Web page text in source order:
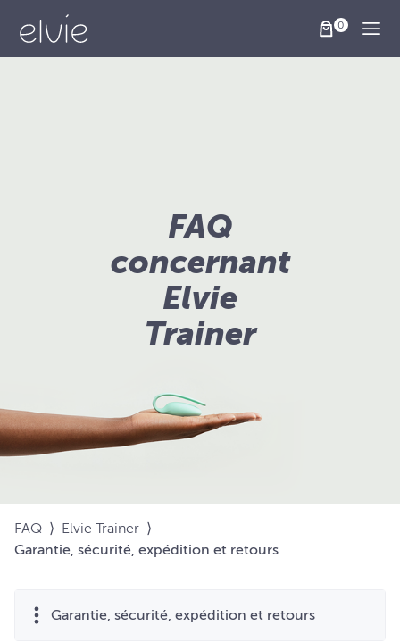
FAQ
concernant
Elvie
Trainer
FAQ ⟩ Elvie Trainer ⟩
Garantie, sécurité, expédition et retours
Garantie, sécurité, expédition et retours